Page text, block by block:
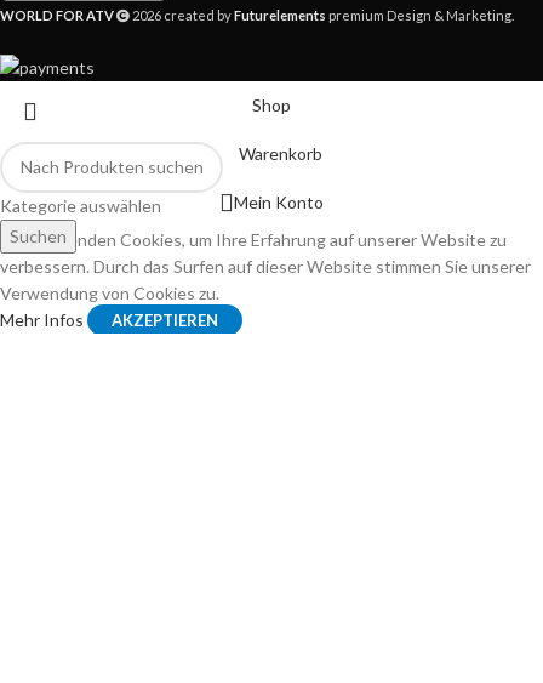
WORLD FOR ATV 2026 created byFuturelements premium Design & Marketing.
Kategorie auswählen
Suchen
Shop
Warenkorb
Mein Konto
Wir verwenden Cookies, um Ihre Erfahrung auf unserer Website zu
verbessern. Durch das Surfen auf dieser Website stimmen Sie unserer
Verwendung von Cookies zu.
Mehr Infos
AKZEPTIEREN